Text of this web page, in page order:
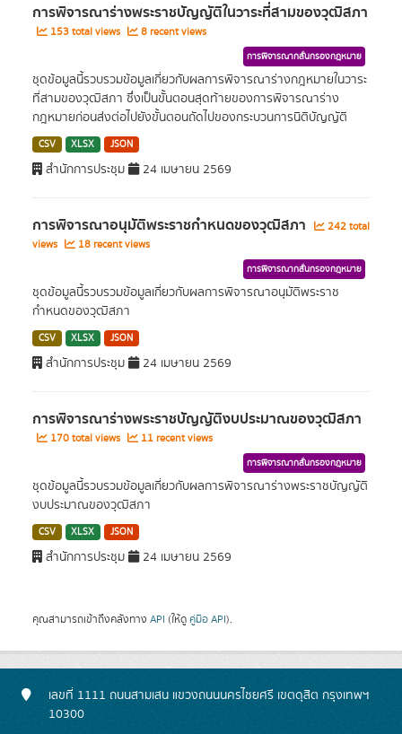
การพิจารณาร่างพระราชบัญญัติในวาระที่สามของวุฒิสภา
153 total views 8 recent views
การพิจารณากลั่นกรองกฎหมาย
ชุดข้อมูลนี้รวบรวมข้อมูลเกี่ยวกับผลการพิจารณาร่างกฎหมายในวาระ
ที่สามของวุฒิสภา ซึ่งเป็นขั้นตอนสุดท้ายของการพิจารณาร่าง
กฎหมายก่อนส่งต่อไปยังขั้นตอนถัดไปของกระบวนการนิติบัญญัติ
CSV XLSX JSON
สำนักการประชุม 24 เมษายน 2569
การพิจารณาอนุมัติพระราชกำหนดของวุฒิสภา
242 total
views
18 recent views
การพิจารณากลั่นกรองกฎหมาย
ชุดข้อมูลนี้รวบรวมข้อมูลเกี่ยวกับผลการพิจารณาอนุมัติพระราช
กำหนดของวุฒิสภา
CSV XLSX JSON
สำนักการประชุม 24 เมษายน 2569
การพิจารณาร่างพระราชบัญญัติงบประมาณของวุฒิสภา
170 total views 11 recent views
การพิจารณากลั่นกรองกฎหมาย
ชุดข้อมูลนี้รวบรวมข้อมูลเกี่ยวกับผลการพิจารณาร่างพระราชบัญญัติ
งบประมาณของวุฒิสภา
CSV XLSX JSON
สำนักการประชุม 24 เมษายน 2569
คุณสามารถเข้าถึงคลังทาง API (ให้ดู คู่มือ API).
เลขที่ 1111 ถนนสามเสน แขวงถนนนครไชยศรี เขตดุสิต กรุงเทพฯ
10300